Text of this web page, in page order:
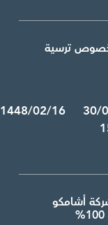
ترسية
1448/02/16 30/
أشامكو